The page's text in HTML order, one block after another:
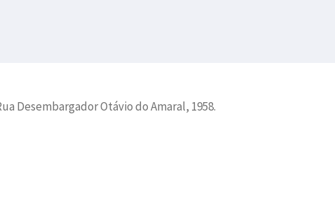
Desembargador Otávio do Amaral, 1958.